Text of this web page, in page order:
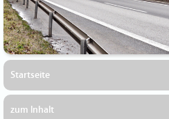
Startseite
zum Inhalt